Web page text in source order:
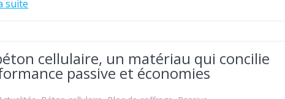
suite
cellulaire, un matériau qui concilie
passive et économies